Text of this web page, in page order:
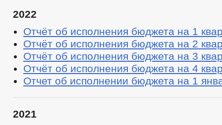
2022
Отчёт об исполнения бюджета на 1
Отчёт об исполнения бюджета на 2
Отчёт об исполнения бюджета на 3
Отчёт об исполнения бюджета на 4
Отчет об исполнении бюджета на 1
2021